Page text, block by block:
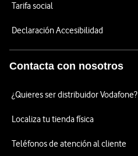
Tarifa social
Declaración Accesibilidad
Contacta con nosotros
¿Quieres ser distribuidor Vodafone?
Localiza tu tienda física
Teléfonos de atención al cliente